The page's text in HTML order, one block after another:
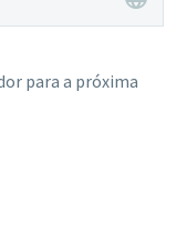
para a próxima